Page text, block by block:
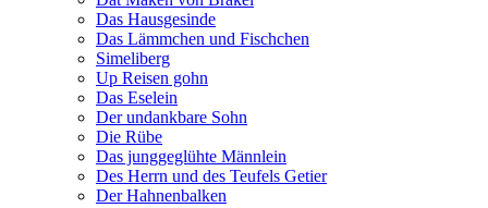
Das Hausgesinde
Das Lämmchen und Fischchen
Simeliberg
Up Reisen gohn
Das Eselein
Der undankbare Sohn
Die Rübe
Das junggeglühte Männlein
Des Herrn und des Teufels Getier
Der Hahnenbalken